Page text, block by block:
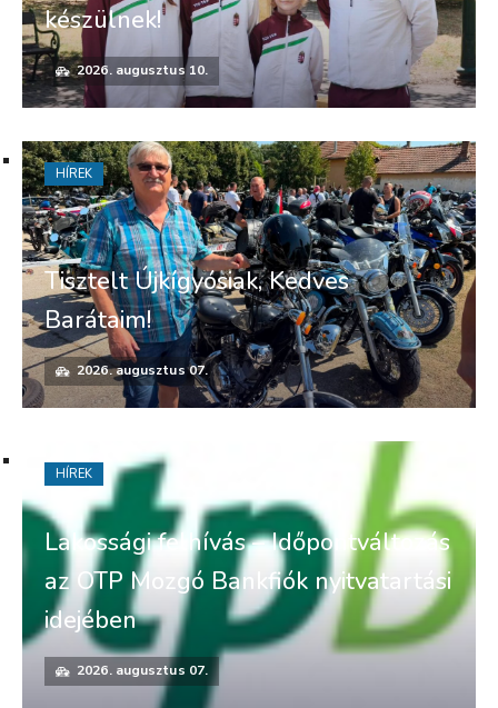
készülnek!
2026. augusztus 10.
Tisztelt Újkígyósiak, Kedves
Barátaim!
2026. augusztus 07.
HÍREK
Lakossági felhívás – Időpontváltozás
az OTP Mozgó Bankfiók nyitvatartási
idejében
2026. augusztus 07.
HÍREK